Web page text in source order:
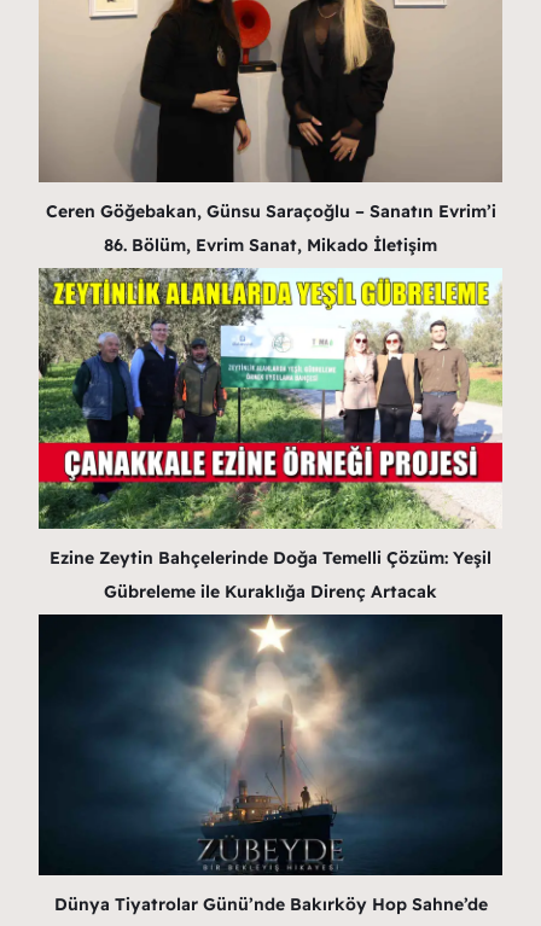
Ceren Göğebakan, Günsu Saraçoğlu – Sanatın Evrim’i
86. Bölüm, Evrim Sanat, Mikado İletişim
Ezine Zeytin Bahçelerinde Doğa Temelli Çözüm: Yeşil
Gübreleme ile Kuraklığa Direnç Artacak
Dünya Tiyatrolar Günü’nde Bakırköy Hop Sahne’de